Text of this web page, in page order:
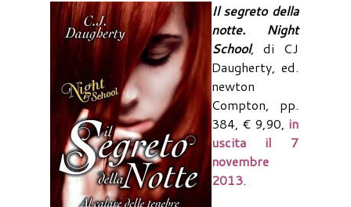
Il segreto della
notte. Night
School, di CJ
Daugherty, ed.
newton
Compton, pp.
384, € 9,90, in
uscita il 7
novembre
2013.